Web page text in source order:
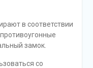
в соответствии
замок.
со